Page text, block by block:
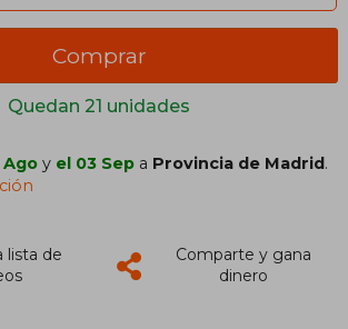
Quedan 21 unidades
Comprar
y el 03 Sep a Provincia de Madrid.
lista de
Comparte y gana
dinero